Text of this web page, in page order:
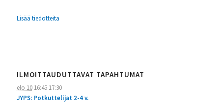
Lisää tiedotteita
ILMOITTAUDUTTAVAT TAPAHTUMAT
elo 1016:45 17:30
JYPS: Potkuttelijat 2-4 v.